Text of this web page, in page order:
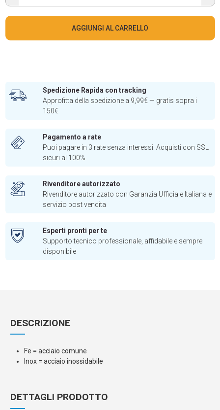
AGGIUNGI AL CARRELLO
Spedizione Rapida con tracking
Approfitta della spedizione a 9,99€ — gratis sopra i
150€
Pagamento a rate
Puoi pagare in 3 rate senza interessi. Acquisti con SSL
sicuri al 100%
Rivenditore autorizzato
Rivenditore autorizzato con Garanzia Ufficiale Italiana e
servizio post vendita
Esperti pronti per te
Supporto tecnico professionale, affidabile e sempre
disponibile
DESCRIZIONE
Fe = acciaio comune
Inox = acciaio inossidabile
DETTAGLI PRODOTTO